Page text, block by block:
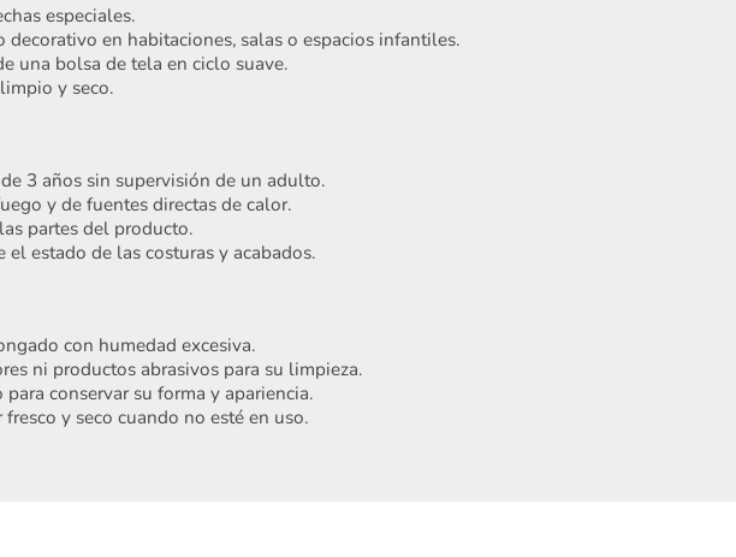
especiales.
decorativo en habitaciones, salas o espacios infantiles.
una bolsa de tela en ciclo suave.
y seco.
3 años sin supervisión de un adulto.
y de fuentes directas de calor.
partes del producto.
el estado de las costuras y acabados.
con humedad excesiva.
ni productos abrasivos para su limpieza.
conservar su forma y apariencia.
y seco cuando no esté en uso.